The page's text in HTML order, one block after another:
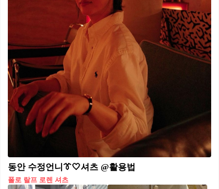
동안 수정언니👔🤍셔츠 @활용법
폴로 랄프 로렌 셔츠